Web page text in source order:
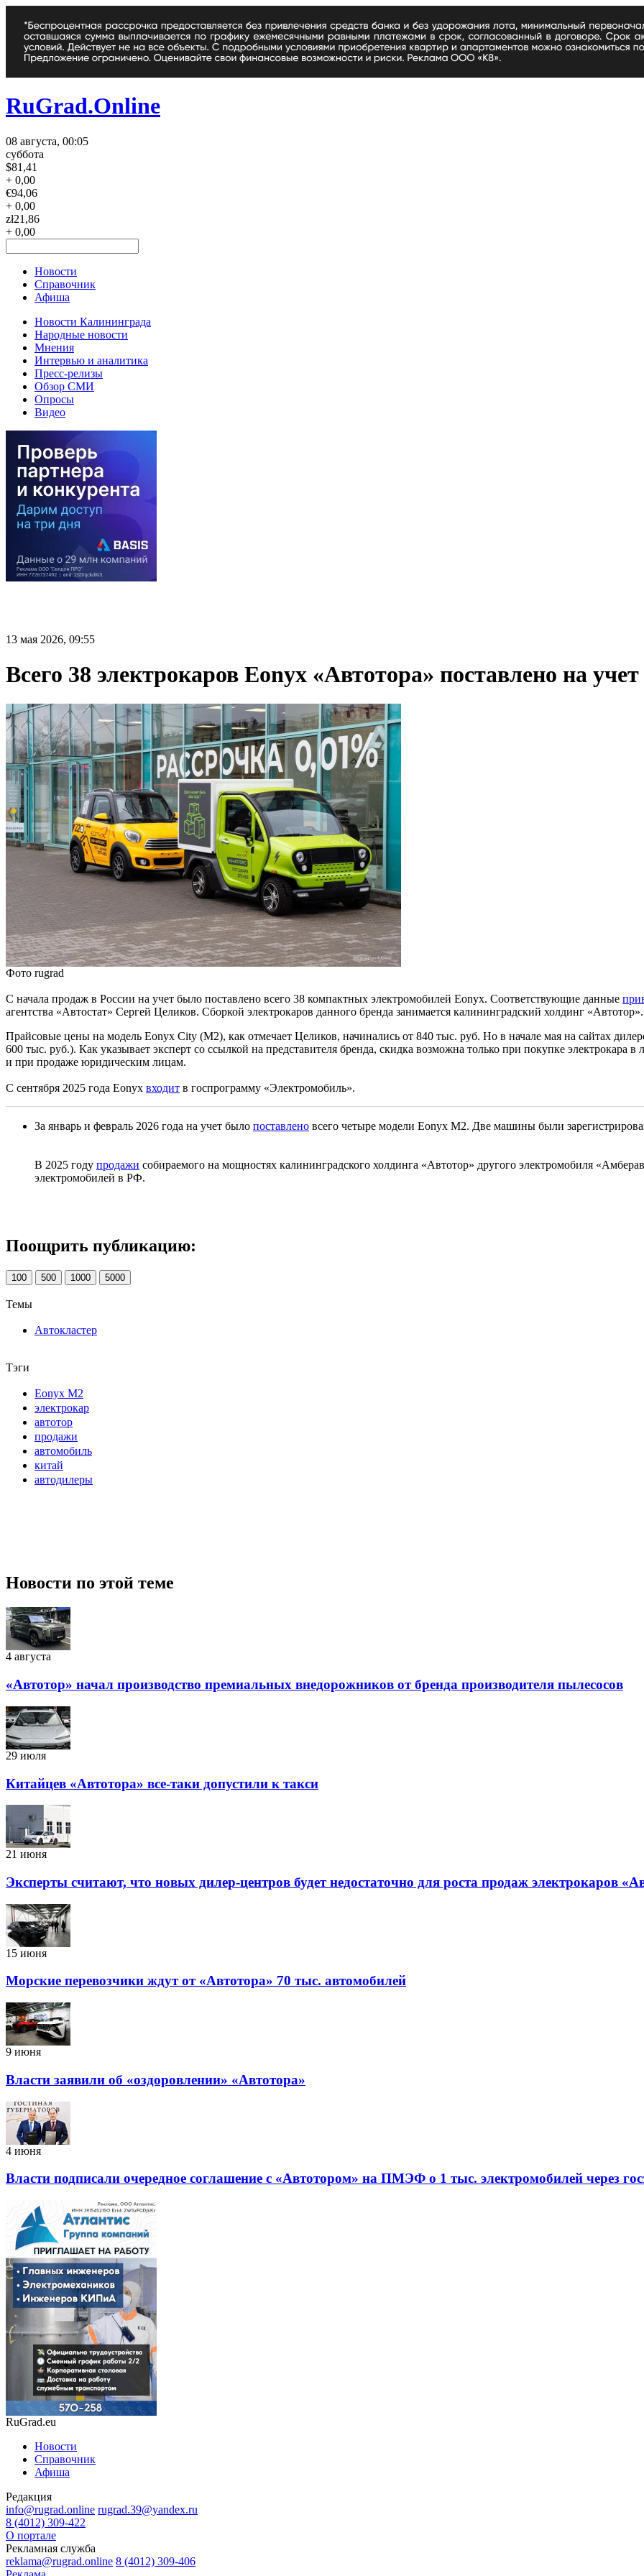
RuGrad.Online
08 августа, 00:05
суббота
$81,41
+ 0,00
€94,06
+ 0,00
zł21,86
+ 0,00
Новости
Справочник
Афиша
Новости Калининграда
Народные новости
Мнения
Интервью и аналитика
Пресс-релизы
Обзор СМИ
Опросы
Видео
13 мая 2026, 09:55
Всего 38 электрокаров Eonyx «Автотора» поставлено на
Фото rugrad
С начала продаж в России на учет было поставлено всего 38 компактных электромобилей Eonyx. Соответствующие данные
агентства «Автостат» Сергей Целиков. Сборкой электрокаров данного бренда занимается калининградский холдинг «Автотор».
Прайсовые цены на модель Eonyx City (М2), как отмечает Целиков, начинались от 840 тыс. руб. Но в начале мая на сайтах
600 тыс. руб.). Как указывает эксперт со ссылкой на представителя бренда, скидка возможна только при покупке электрокара
и при продаже юридическим лицам.
С сентября 2025 года Eonyx входит в госпрограмму «Электромобиль».
За январь и февраль 2026 года на учет было поставлено всего четыре модели Eonyx M2. Две машины были
В 2025 году продажи собираемого на мощностях калининградского холдинга «Автотор» другого электромобиля
электромобилей в РФ.
Поощрить публикацию:
100 500 1000 5000
Темы
Автокластер
Тэги
Eonyx M2
электрокар
автотор
продажи
автомобиль
китай
автодилеры
Новости по этой теме
4 августа
«Автотор» начал производство премиальных внедорожников от бренда производителя пылесосов
29 июля
Китайцев «Автотора» все-таки допустили к такси
21 июня
Эксперты считают, что новых дилер-центров будет недостаточно для роста продаж электрокаров
15 июня
Морские перевозчики ждут от «Автотора» 70 тыс. автомобилей
9 июня
Власти заявили об «оздоровлении» «Автотора»
4 июня
Власти подписали очередное соглашение с «Автотором» на ПМЭФ о 1 тыс. электромобилей через
RuGrad.eu
Новости
Справочник
Афиша
Редакция
info@rugrad.online rugrad.39@yandex.ru
8 (4012) 309-422
О портале
Рекламная служба
reklama@rugrad.online 8 (4012) 309-406